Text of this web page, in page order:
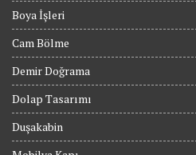
Boya İşleri
Cam Bölme
Demir Doğrama
Dolap Tasarımı
Duşakabin